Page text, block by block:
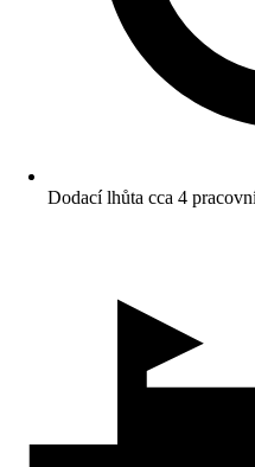
Dodací lhůta cca 4